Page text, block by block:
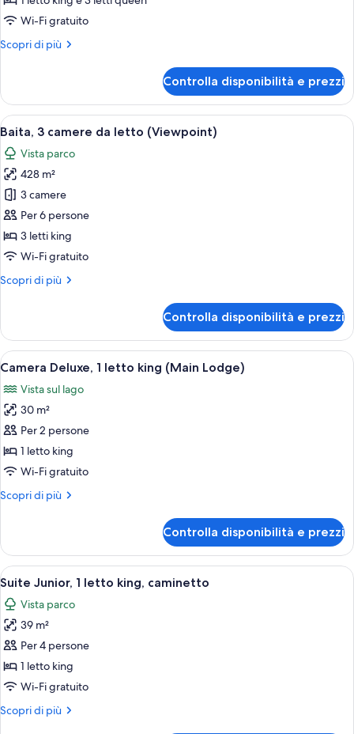
camere
letto
Wi-Fi gratuito
Scopri di più
Altri
4
camere
da
letto
(Gardeners)
Controlla disponibilità e prezzi
Apri
tutte
le
foto
per
Baita,
3
camere
letto
Una baita di legno con tavoli e sedie
8
Baita, 3 camere da letto (Viewpoint)
Vista parco
428 m²
3 camere
Per 6 persone
3 letti king
Wi-Fi gratuito
Scopri di più
Altri
3
camere
da
(Viewpoint)
Controlla disponibilità e prezzi
Apri
tutte
le
foto
per
Camera
Deluxe,
letto
Lodge)
Camera d'albergo con un letto,
2
Camera Deluxe, 1 letto king (Main Lodge)
Vista sul lago
30 m²
Per 2 persone
1 letto king
Wi-Fi gratuito
Scopri di più
Altri
Deluxe,
letto
king
(Main
Lodge)
Controlla disponibilità e prezzi
Apri
tutte
le
foto
per
Suite
Junior,
letto
Camera d'albergo con un letto
2
Suite Junior, 1 letto king, caminetto
Vista parco
39 m²
Per 4 persone
1 letto king
Wi-Fi gratuito
Scopri di più
Altri